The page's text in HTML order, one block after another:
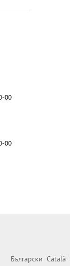
00
00
Български Català